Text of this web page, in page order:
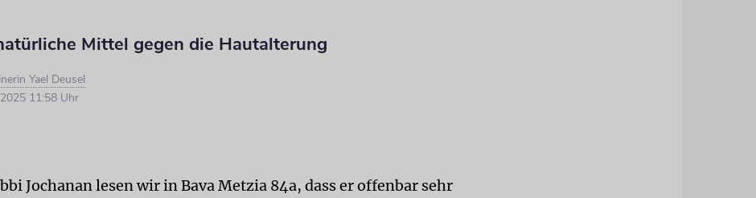
Mittel gegen die Hautalterung
Yael Deusel
11:58 Uhr
Jochanan lesen wir in Bava Metzia 84a, dass er offenbar sehr